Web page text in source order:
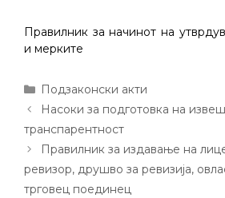
Правилник за начинот на
и мерките
Categories
Подзаконски акти
Post
navigation
Насоки за подготовка на
транспарентност
Правилник за издавање на
ревизор, друшво за ревизија,
трговец поединец